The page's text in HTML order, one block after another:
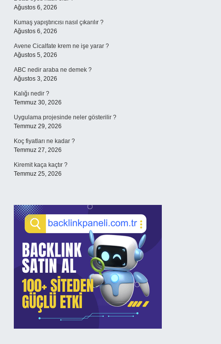
Ağustos 6, 2026
Kumaş yapıştırıcısı nasıl çıkarılır ?
Ağustos 6, 2026
Avene Cicalfate krem ne işe yarar ?
Ağustos 5, 2026
ABC nedir araba ne demek ?
Ağustos 3, 2026
Kalığı nedir ?
Temmuz 30, 2026
Uygulama projesinde neler gösterilir ?
Temmuz 29, 2026
Koç fiyatları ne kadar ?
Temmuz 27, 2026
Kiremit kaça kaçtır ?
Temmuz 25, 2026